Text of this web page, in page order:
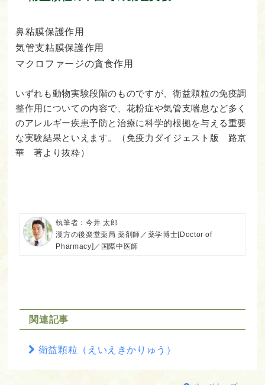
鼻粘膜保護作用
気管支粘膜保護作用
マクロファージの貪食作用
いずれも動物実験段階のものですが、衛益顆粒の免疫調
整作用についての内容で、花粉症や気管支喘息など多く
のアレルギー疾患予防と治療に科学的根拠を与える重要
な実験結果といえます。（免疫力ダイジェスト版 路京
華 著より抜粋）
執筆者：今井 太郎
漢方の後楽堂薬局 薬剤師／薬学博士[Doctor of
Pharmacy]／国際中医師
関連記事
衛益顆粒（えいえきかりゅう）